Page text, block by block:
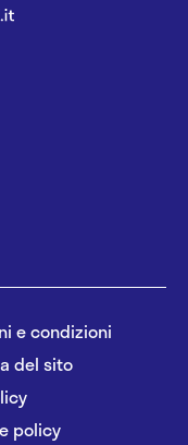
e condizioni
del sito
policy